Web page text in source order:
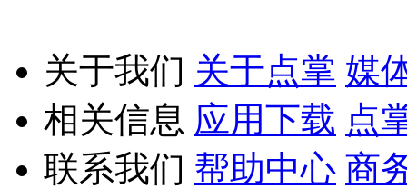
关于我们 关于点掌 媒
相关信息 应用下载 点
联系我们 帮助中心 商